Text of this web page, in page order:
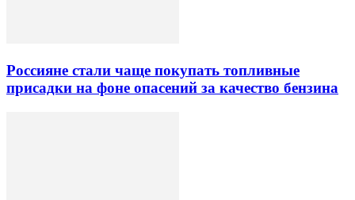
Россияне стали чаще покупать топливные
присадки на фоне опасений за качество бензина